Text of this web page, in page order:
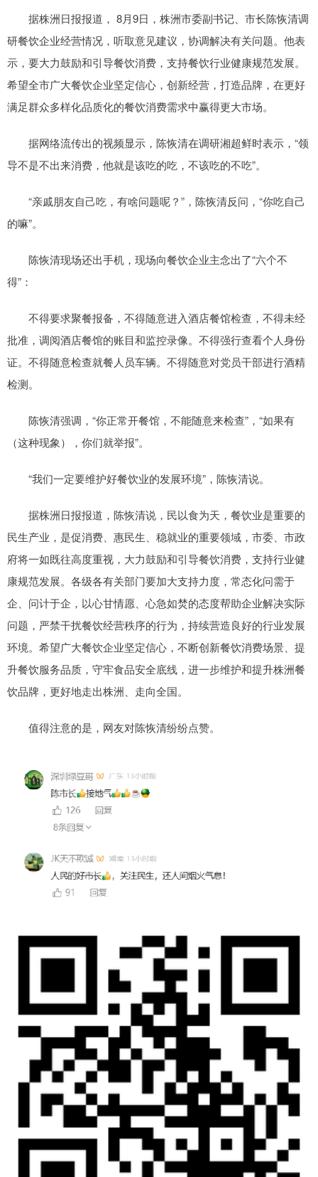
据株洲日报报道， 8月9日，株洲市委副书记、市长陈恢清调
研餐饮企业经营情况，听取意见建议，协调解决有关问题。他表
示，要大力鼓励和引导餐饮消费，支持餐饮行业健康规范发展。
希望全市广大餐饮企业坚定信心，创新经营，打造品牌，在更好
满足群众多样化品质化的餐饮消费需求中赢得更大市场。
据网络流传出的视频显示，陈恢清在调研湘超鲜时表示，“领
导不是不出来消费，他就是该吃的吃，不该吃的不吃”。
“亲戚朋友自己吃，有啥问题呢？”，陈恢清反问，“你吃自己
的嘛”。
陈恢清现场还出手机，现场向餐饮企业主念出了“六个不
得”：
不得要求聚餐报备，不得随意进入酒店餐馆检查，不得未经
批准，调阅酒店餐馆的账目和监控录像。不得强行查看个人身份
证。不得随意检查就餐人员车辆。不得随意对党员干部进行酒精
检测。
陈恢清强调，“你正常开餐馆，不能随意来检查”，“如果有
（这种现象），你们就举报”。
“我们一定要维护好餐饮业的发展环境”，陈恢清说。
据株洲日报报道，陈恢清说，民以食为天，餐饮业是重要的
民生产业，是促消费、惠民生、稳就业的重要领域，市委、市政
府将一如既往高度重视，大力鼓励和引导餐饮消费，支持行业健
康规范发展。各级各有关部门要加大支持力度，常态化问需于
企、问计于企，以心甘情愿、心急如焚的态度帮助企业解决实际
问题，严禁干扰餐饮经营秩序的行为，持续营造良好的行业发展
环境。希望广大餐饮企业坚定信心，不断创新餐饮消费场景、提
升餐饮服务品质，守牢食品安全底线，进一步维护和提升株洲餐
饮品牌，更好地走出株洲、走向全国。
值得注意的是，网友对陈恢清纷纷点赞。